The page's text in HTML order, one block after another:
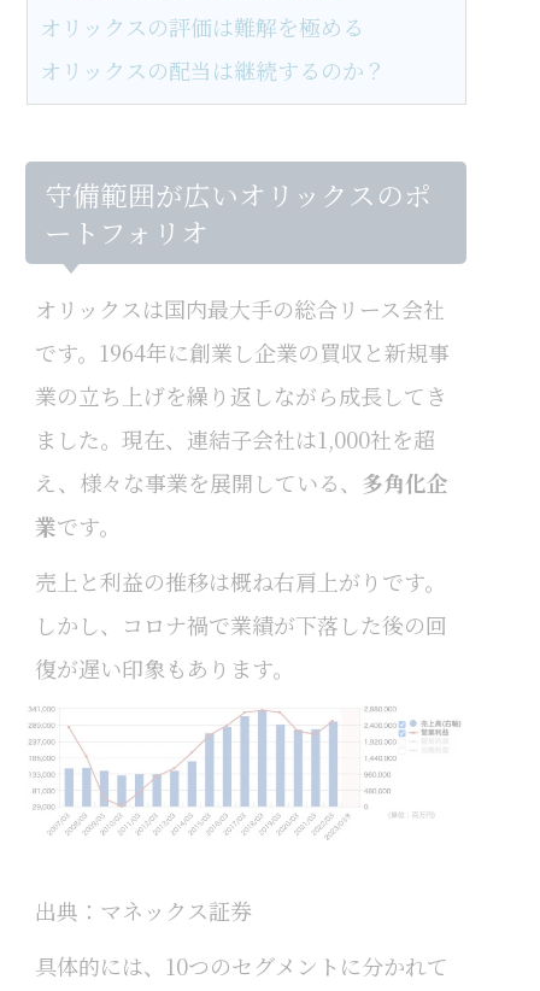
オリックスの評価は難解を極める
オリックスの配当は継続するのか？
守備範囲が広いオリックスのポ
ートフォリオ
オリックスは国内最大手の総合リース会社
です。1964年に創業し企業の買収と新規事
業の立ち上げを繰り返しながら成長してき
ました。現在、連結子会社は1,000社を超
え、様々な事業を展開している、 多角化企
業です。
売上と利益の推移は概ね右肩上がりです。
しかし、コロナ禍で業績が下落した後の回
復が遅い印象もあります。
出典：マネックス証券
具体的には、10つのセグメントに分かれて